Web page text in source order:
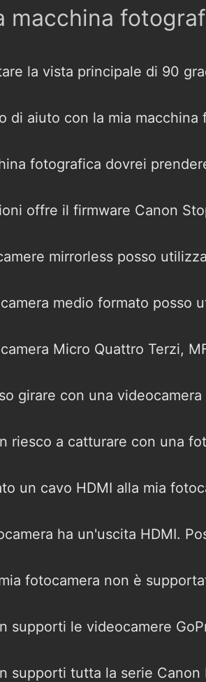
macchina
la vista principale di 90
di aiuto con la mia macchina
fotografica dovrei
offre il firmware Canon
mirrorless posso
medio formato posso
Micro Quattro Terzi,
girare con una
riesco a catturare con una
un cavo HDMI alla mia
ha un'uscita HDMI.
fotocamera non è
supporti le videocamere
supporti tutta la serie Canon